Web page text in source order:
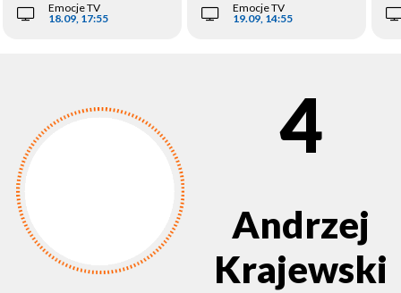
Emocje TV
18.09, 17:55
Emocje TV
19.09, 14:55
4
Andrzej
Krajewski